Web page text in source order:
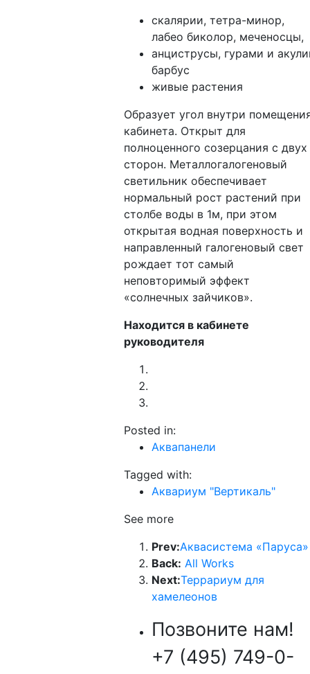
скалярии, тетра-минор,
лабео биколор, меченосцы,
анциструсы, гурами и
барбус
живые растения
Образует угол внутри
кабинета. Открыт для
полноценного созерцания с двух
сторон. Металлогалогеновый
светильник обеспечивает
нормальный рост растений при
столбе воды в 1м, при этом
открытая водная поверхность и
направленный галогеновый свет
рождает тот самый
неповторимый эффект
«солнечных зайчиков».
Находится в кабинете
руководителя
Posted in:
Аквапанели
Tagged with:
Аквариум "Вертикаль"
See more
Prev:Аквасистема «Паруса»
Back: All Works
Next:Террариум для
хамелеонов
Позвоните нам!
+7 (495) 749-0-